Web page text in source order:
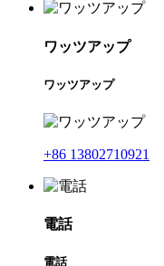
ワッツアップ
ワッツアップ
+86 13802710921
電話
電話